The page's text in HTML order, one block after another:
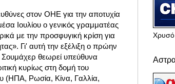
στον ΟΗΕ για την αποτυχία
Ιουλίου ο γενικός γραμματέας
με την προσφυγική κρίση για
Γι' αυτή την εξέλιξη ο πρώην
θεωρεί υπεύθυνα
κυρίως στη δομή του
(ΗΠΑ, Ρωσία, Κίνα, Γαλλία,
Χρυσό